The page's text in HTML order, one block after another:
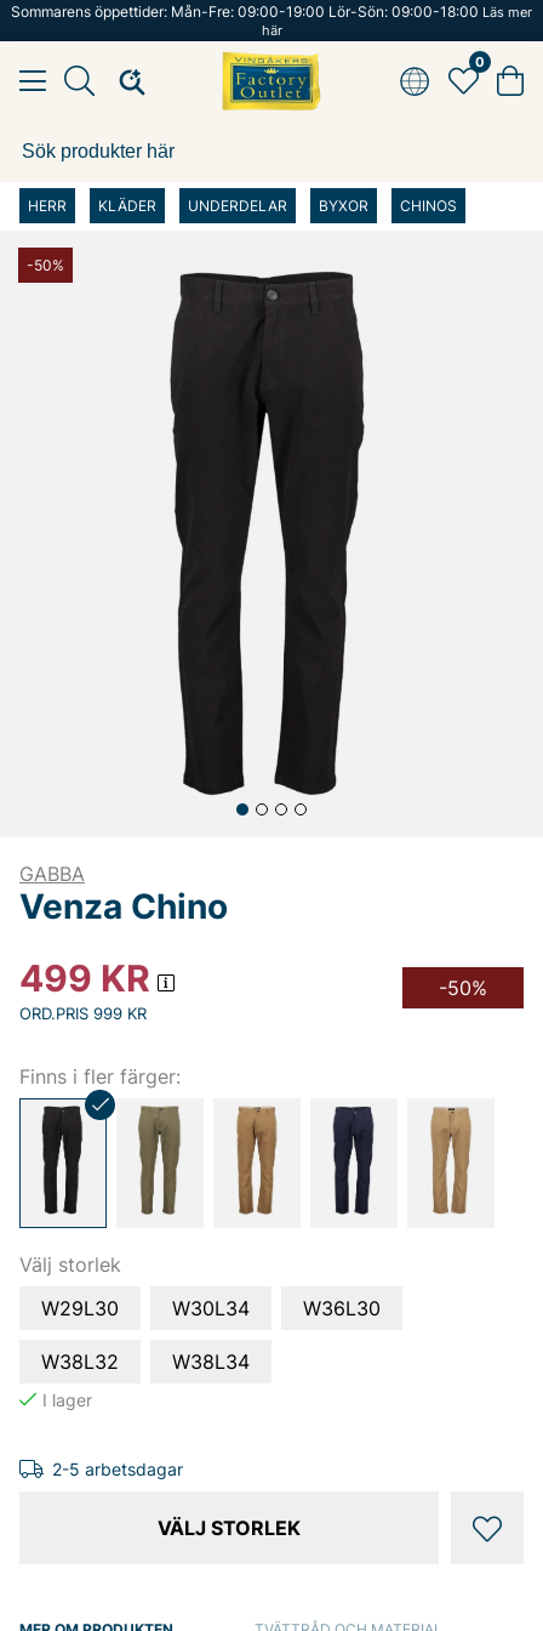
Sommarens öppettider: Mån-Fre: 09:00-19:00 Lör-Sön: 09:00-18:00 Läs mer
här
0
HERR KLÄDER UNDERDELAR BYXOR CHINOS
-50%
GABBA
Venza Chino
499 KR
ORD.PRIS 999 KR
-50%
Finns i fler färger:
Välj storlek
W29L30
W30L34 W36L30
W38L32 W38L34
2-5 arbetsdagar
VÄLJ STORLEK